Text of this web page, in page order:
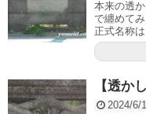
本来の透
で纏めて
正式名称
【透
2024/6/